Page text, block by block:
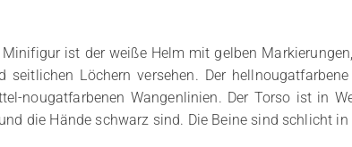
ist der weiße Helm mit gelben
seitlichen Löchern versehen. Der
nougatfarbenen Wangenlinien. Der Torso ist in
die Hände schwarz sind. Die Beine sind schlicht